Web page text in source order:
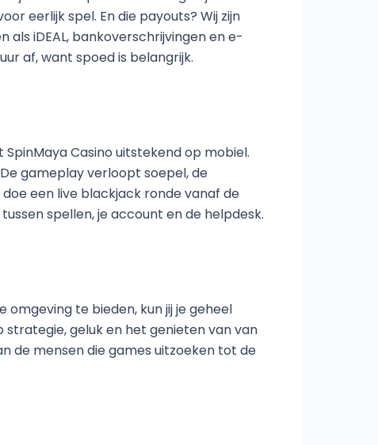
eerlijk spel. En die payouts? Wij zijn
iDEAL, bankoverschrijvingen en e-
af, want spoed is belangrijk.
Casino uitstekend op mobiel.
gameplay verloopt soepel, de
een live blackjack ronde vanaf de
spellen, je account en de helpdesk.
omgeving te bieden, kun jij je geheel
strategie, geluk en het genieten van van
de mensen die games uitzoeken tot de